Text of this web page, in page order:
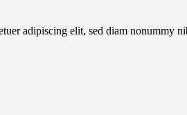
adipiscing elit, sed diam nonummy